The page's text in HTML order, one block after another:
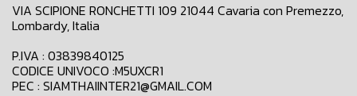
VIA SCIPIONE RONCHETTI 109 21044 Cavaria con Premezzo,
Lombardy, Italia
P.IVA : 03839840125
CODICE UNIVOCO :M5UXCR1
PEC : SIAMTHAIINTER21@GMAIL.COM